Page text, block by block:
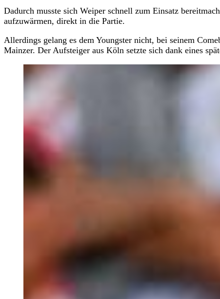
Dadurch musste sich Weiper schnell zum Einsatz
aufzuwärmen, direkt in die Partie.
Allerdings gelang es dem Youngster nicht, bei seinem
Mainzer. Der Aufsteiger aus Köln setzte sich dank eines